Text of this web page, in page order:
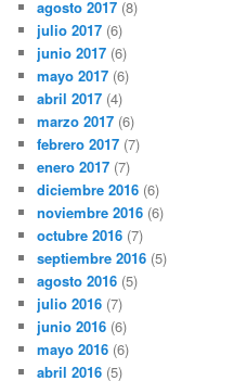
agosto 2017 (8)
julio 2017 (6)
junio 2017 (6)
mayo 2017 (6)
abril 2017 (4)
marzo 2017 (6)
febrero 2017 (7)
enero 2017 (7)
diciembre 2016 (6)
noviembre 2016 (6)
octubre 2016 (7)
septiembre 2016 (5)
agosto 2016 (5)
julio 2016 (7)
junio 2016 (6)
mayo 2016 (6)
abril 2016 (5)